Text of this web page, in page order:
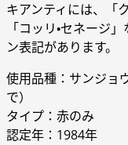
キアンティには、「
「コッリ・セネージ
ン表記があります。
使用品種：サンジョ
で）
タイプ：赤のみ
認定年：1984年